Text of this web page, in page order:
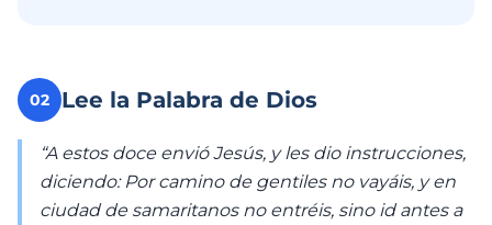
02 Lee la Palabra de Dios
“A estos doce envió Jesús, y les dio instrucciones,
diciendo: Por camino de gentiles no vayáis, y en
ciudad de samaritanos no entréis, sino id antes a